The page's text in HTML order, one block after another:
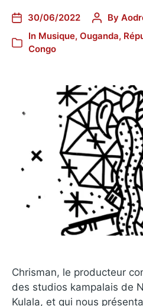
30/06/2022 By
In Musique, Ouganda,
Congo
Chrisman, le producteur
des studios kampalais de
Kulala, et qui nous